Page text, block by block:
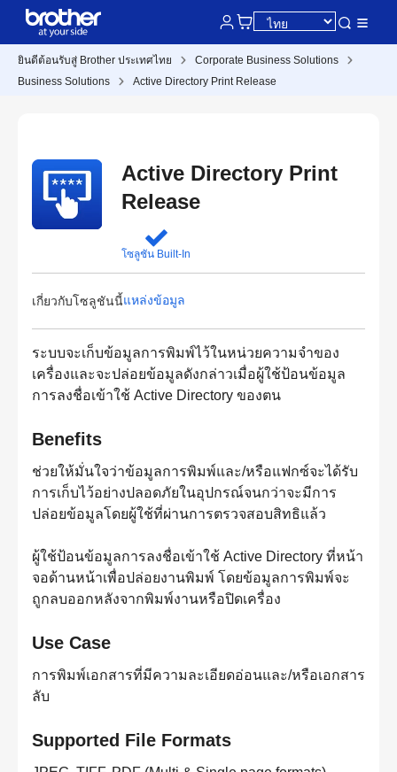
ยินดีต้อนรับสู่ Brother ประเทศไทย
Corporate Business Solutions
Business Solutions
Active Directory Print Release
Active Directory Print
Release
โซลูชัน Built-In
เกี่ยวกับโซลูชันนี้แหล่งข้อมูล
ระบบจะเก็บข้อมูลการพิมพ์ไว้ในหน่วยความจำของ
เครื่องและจะปล่อยข้อมูลดังกล่าวเมื่อผู้ใช้ป้อนข้อมูล
การลงชื่อเข้าใช้ Active Directory ของตน
Benefits
ช่วยให้มั่นใจว่าข้อมูลการพิมพ์และ/หรือแฟกซ์จะได้รับ
การเก็บไว้อย่างปลอดภัยในอุปกรณ์จนกว่าจะมีการ
ปล่อยข้อมูลโดยผู้ใช้ที่ผ่านการตรวจสอบสิทธิแล้ว
ผู้ใช้ป้อนข้อมูลการลงชื่อเข้าใช้ Active Directory ที่หน้า
จอด้านหน้าเพื่อปล่อยงานพิมพ์ โดยข้อมูลการพิมพ์จะ
ถูกลบออกหลังจากพิมพ์งานหรือปิดเครื่อง
Use Case
การพิมพ์เอกสารที่มีความละเอียดอ่อนและ/หรือเอกสาร
ลับ
Supported File Formats